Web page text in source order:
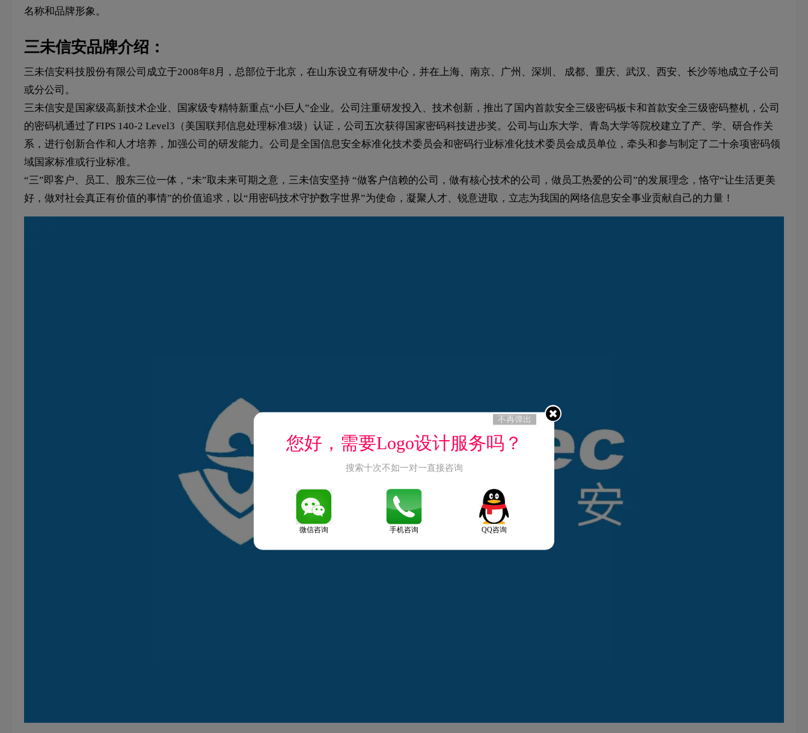
名称和品牌形象。
三未信安品牌介绍：
三未信安科技股份有限公司成立于2008年8月，总部位于北京，在山东设立有研发中心，并在上海、南京、广州、深圳、 成都、重庆、武汉、西安、长沙等地成立子公司
或分公司。
三未信安是国家级高新技术企业、国家级专精特新重点“小巨人”企业。公司注重研发投入、技术创新，推出了国内首款安全三级密码板卡和首款安全三级密码整机，公司
的密码机通过了FIPS 140-2 Level3（美国联邦信息处理标准3级）认证，公司五次获得国家密码科技进步奖。公司与山东大学、青岛大学等院校建立了产、学、研合作关
系，进行创新合作和人才培养，加强公司的研发能力。公司是全国信息安全标准化技术委员会和密码行业标准化技术委员会成员单位，牵头和参与制定了二十余项密码领
域国家标准或行业标准。
“三”即客户、员工、股东三位一体，“未”取未来可期之意，三未信安坚持 “做客户信赖的公司，做有核心技术的公司，做员工热爱的公司”的发展理念，恪守“让生活更美
好，做对社会真正有价值的事情”的价值追求，以“用密码技术守护数字世界”为使命，凝聚人才、锐意进取，立志为我国的网络信息安全事业贡献自己的力量！
不再弹出
您好，需要Logo设计服务吗？
搜索十次不如一对一直接咨询
微信咨询 手机咨询 QQ咨询